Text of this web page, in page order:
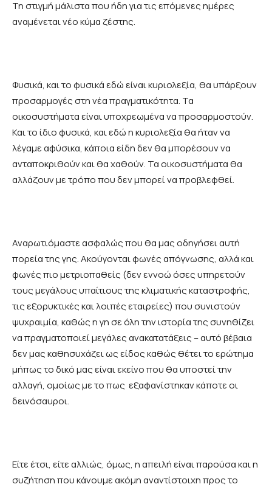
Τη στιγμή μάλιστα που ήδη για τις επόμενες ημέρες
αναμένεται νέο κύμα ζέστης.
Φυσικά, και το φυσικά εδώ είναι κυριολεξία, θα υπάρξουν
προσαρμογές στη νέα πραγματικότητα. Τα
οικοσυστήματα είναι υποχρεωμένα να προσαρμοστούν.
Και το ίδιο φυσικά, και εδώ η κυριολεξία θα ήταν να
λέγαμε αφύσικα, κάποια είδη δεν θα μπορέσουν να
ανταποκριθούν και θα χαθούν. Τα οικοσυστήματα θα
αλλάζουν με τρόπο που δεν μπορεί να προβλεφθεί.
Αναρωτιόμαστε ασφαλώς που θα μας οδηγήσει αυτή
πορεία της γης. Ακούγονται φωνές απόγνωσης, αλλά και
φωνές πιο μετριοπαθείς (δεν εννοώ όσες υπηρετούν
τους μεγάλους υπαίτιους της κλιματικής καταστροφής,
τις εξορυκτικές και λοιπές εταιρείες) που συνιστούν
ψυχραιμία, καθώς η γη σε όλη την ιστορία της συνηθίζει
να πραγματοποιεί μεγάλες ανακατατάξεις – αυτό βέβαια
δεν μας καθησυχάζει ως είδος καθώς θέτει το ερώτημα
μήπως το δικό μας είναι εκείνο που θα υποστεί την
αλλαγή, ομοίως με το πως εξαφανίστηκαν κάποτε οι
δεινόσαυροι.
Είτε έτσι, είτε αλλιώς, όμως, η απειλή είναι παρούσα και η
συζήτηση που κάνουμε ακόμη αναντίστοιχη προς το